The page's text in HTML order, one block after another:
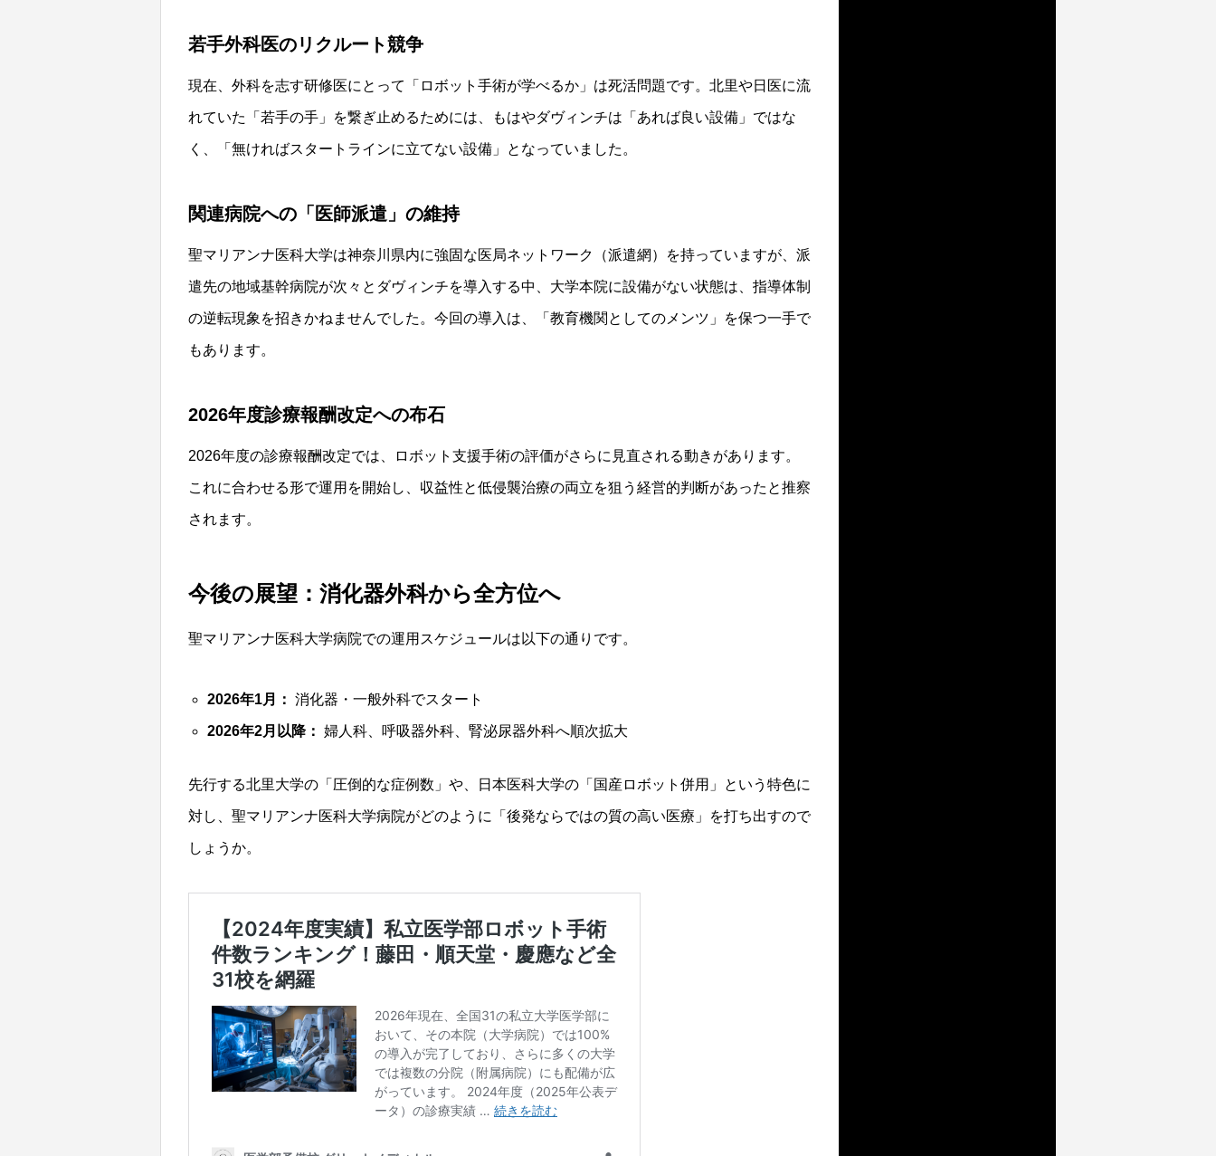
若手外科医のリクルート競争
現在、外科を志す研修医にとって「ロボット手術が学べるか」は死活問題です。北里や日医に流
れていた「若手の手」を繋ぎ止めるためには、もはやダヴィンチは「あれば良い設備」ではな
く、「無ければスタートラインに立てない設備」となっていました。
関連病院への「医師派遣」の維持
聖マリアンナ医科大学は神奈川県内に強固な医局ネットワーク（派遣網）を持っていますが、派
遣先の地域基幹病院が次々とダヴィンチを導入する中、大学本院に設備がない状態は、指導体制
の逆転現象を招きかねませんでした。今回の導入は、「教育機関としてのメンツ」を保つ一手で
もあります。
2026年度診療報酬改定への布石
2026年度の診療報酬改定では、ロボット支援手術の評価がさらに見直される動きがあります。
これに合わせる形で運用を開始し、収益性と低侵襲治療の両立を狙う経営的判断があったと推察
されます。
今後の展望：消化器外科から全方位へ
聖マリアンナ医科大学病院での運用スケジュールは以下の通りです。
2026年1月： 消化器・一般外科でスタート
2026年2月以降： 婦人科、呼吸器外科、腎泌尿器外科へ順次拡大
先行する北里大学の「圧倒的な症例数」や、日本医科大学の「国産ロボット併用」という特色に
対し、聖マリアンナ医科大学病院がどのように「後発ならではの質の高い医療」を打ち出すので
しょうか。